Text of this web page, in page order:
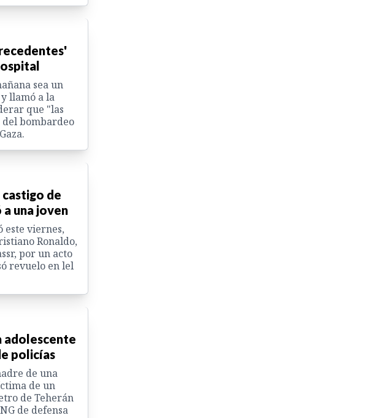
sea un
llamó a la
que "las
del bombardeo
de
una joven
este viernes,
Ronaldo,
por un acto
revuelo en lel
adolescente
policías
de una
de un
de Teherán
de defensa